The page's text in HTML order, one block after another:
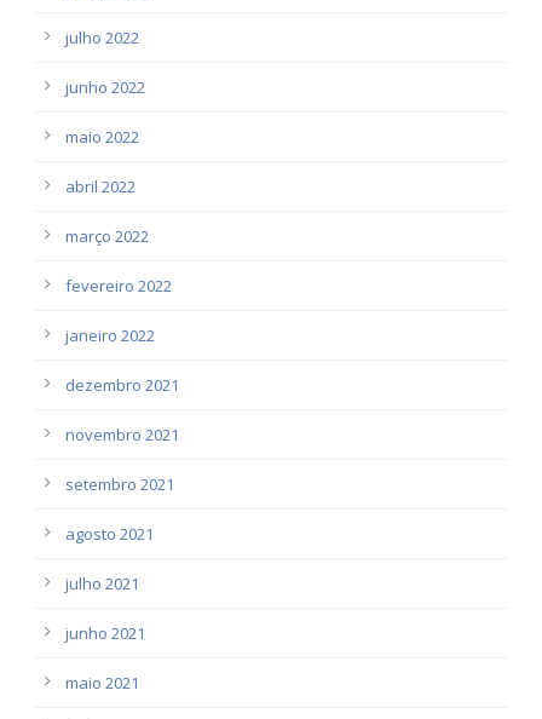
julho 2022
junho 2022
maio 2022
abril 2022
março 2022
fevereiro 2022
janeiro 2022
dezembro 2021
novembro 2021
setembro 2021
agosto 2021
julho 2021
junho 2021
maio 2021